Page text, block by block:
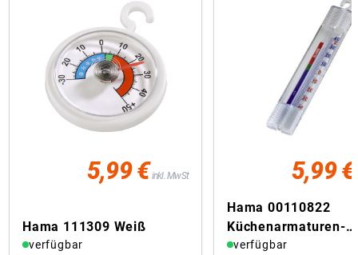
5,99 €inkl. MwSt
Hama 111309 Weiß
verfügbar
5,99 €
Hama 00110822
Küchenarmaturen-
Zubehör Weiß
verfügbar